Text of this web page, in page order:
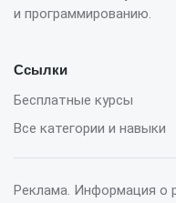
и программированию.
Ссылки
Бесплатные курсы
Все категории и навыки
Реклама. Информация о